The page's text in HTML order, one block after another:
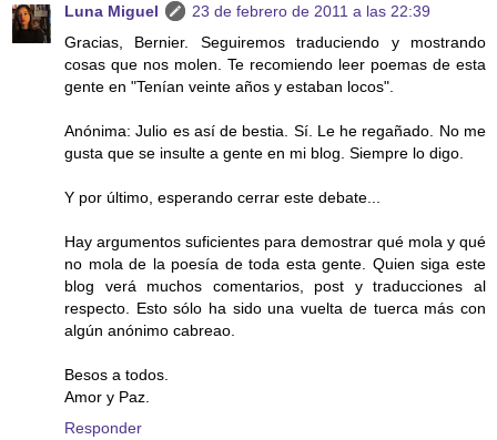
Luna Miguel
23 de febrero de 2011 a las 22:39
Gracias, Bernier. Seguiremos traduciendo y mostrando
cosas que nos molen. Te recomiendo leer poemas de esta
gente en "Tenían veinte años y estaban locos".
Anónima: Julio es así de bestia. Sí. Le he regañado. No me
gusta que se insulte a gente en mi blog. Siempre lo digo.
Y por último, esperando cerrar este debate...
Hay argumentos suficientes para demostrar qué mola y qué
no mola de la poesía de toda esta gente. Quien siga este
blog verá muchos comentarios, post y traducciones al
respecto. Esto sólo ha sido una vuelta de tuerca más con
algún anónimo cabreao.
Besos a todos.
Amor y Paz.
Responder